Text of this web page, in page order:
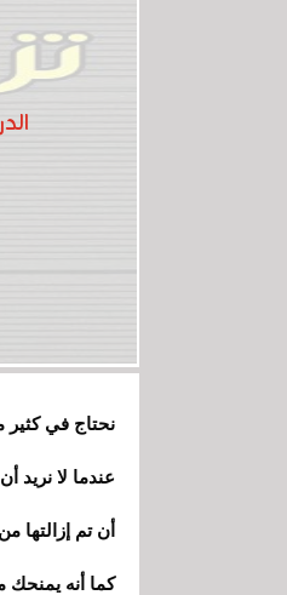
نحتاج في كثير
عندما لا نريد
أن تم
كما أنه يمنحك